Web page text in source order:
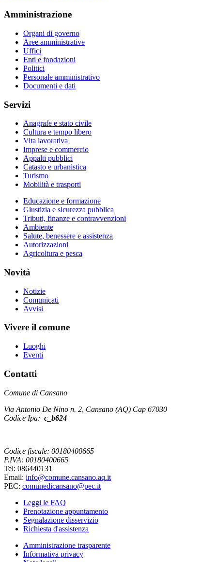
Amministrazione
Organi di governo
Aree amministrative
Uffici
Enti e fondazioni
Politici
Personale amministrativo
Documenti e dati
Servizi
Anagrafe e stato civile
Cultura e tempo libero
Vita lavorativa
Imprese e commercio
Appalti pubblici
Catasto e urbanistica
Turismo
Mobilità e trasporti
Educazione e formazione
Giustizia e sicurezza pubblica
Tributi, finanze e contravvenzioni
Ambiente
Salute, benessere e assistenza
Autorizzazioni
Agricoltura e pesca
Novità
Notizie
Comunicati
Avvisi
Vivere il comune
Luoghi
Eventi
Contatti
Comune di Cansano
Via Antonio De Nino n. 2, Cansano (AQ) Cap 67030
Codice Ipa: c_b624
Codice fiscale: 00180400665
P.IVA: 00180400665
Tel: 086440131
Email: info@comune.cansano.aq.it
PEC: comunedicansano@pec.it
Leggi le FAQ
Prenotazione appuntamento
Segnalazione disservizio
Richiesta d'assistenza
Amministrazione trasparente
Informativa privacy